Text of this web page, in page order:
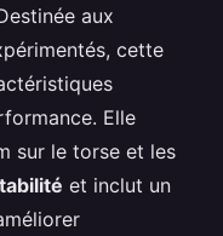
aux
cette
Elle
sur le torse et les
et inclut un